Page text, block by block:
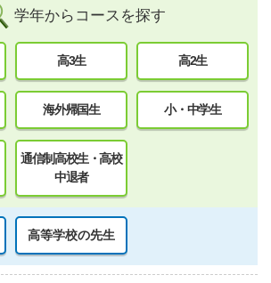
学年からコースを探す
高3生 高2生
海外帰国生 小・中学生
通信制高校生・高校
中退者
高等学校の先生